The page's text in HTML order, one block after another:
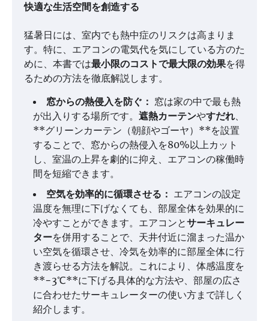
快適な生活空間を創造する
猛暑日には、室内でも熱中症のリスクは高まりま
す。特に、エアコンの電気代を気にしている方のた
めに、本書では最小限のコストで最大限の効果を得
るための方法を徹底解説します。
窓からの熱侵入を防ぐ： 窓は家の中で最も熱
が出入りする場所です。 遮熱カーテンやすだれ、
**グリーンカーテン（朝顔やゴーヤ）**を設置
することで、窓からの熱侵入を80%以上カット
し、室温の上昇を劇的に抑え、エアコンの稼働時
間を短縮できます。
空気を効率的に循環させる： エアコンの設定
温度を無理に下げなくても、部屋全体を効果的に
冷やすことができます。エアコンとサーキュレー
ターを併用することで、天井付近に溜まった温か
い空気を循環させ、冷気を効率的に部屋全体に行
き渡らせる方法を解説。これにより、体感温度を
**−3℃**に下げる具体的な方法や、部屋の広さ
に合わせたサーキュレーターの使い方まで詳しく
紹介します。